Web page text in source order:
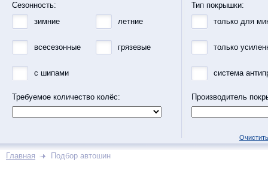
Сезонность:
зимние
летние
всесезонные грязевые
с шипами
Требуемое количество колёс:
Тип покрышки:
только для
только
система
Производитель
Главная Подбор автошин